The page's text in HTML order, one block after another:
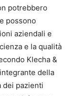
potrebbero
possono
aziendali e
e la qualità
Klecha &
della
dei pazienti